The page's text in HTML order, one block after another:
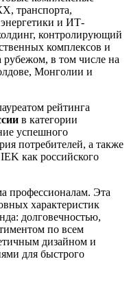
транспорта,
и ИТ-
контролирующий
комплексов и
рубежом, в том числе на
Монголии и
рейтинга
в категории
успешного
потребителей, а также
как российского
профессионалам. Эта
характеристик
долговечностью,
по всем
дизайном и
для быстрого